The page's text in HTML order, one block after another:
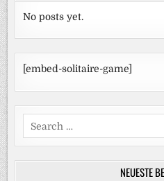
No posts yet.
[embed-solitaire-game]
Search
for:
NEUESTE